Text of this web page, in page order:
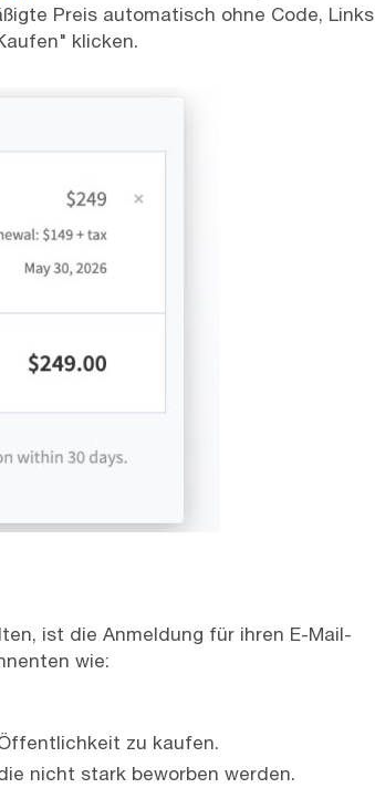
Preis automatisch ohne Code, Links
klicken.
ist die Anmeldung für ihren E-Mail-
wie:
zu kaufen.
nicht stark beworben werden.